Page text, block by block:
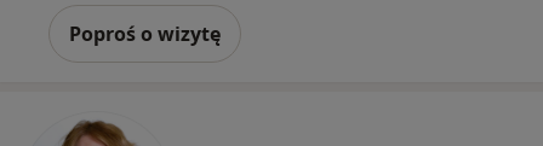
Poproś o wizytę